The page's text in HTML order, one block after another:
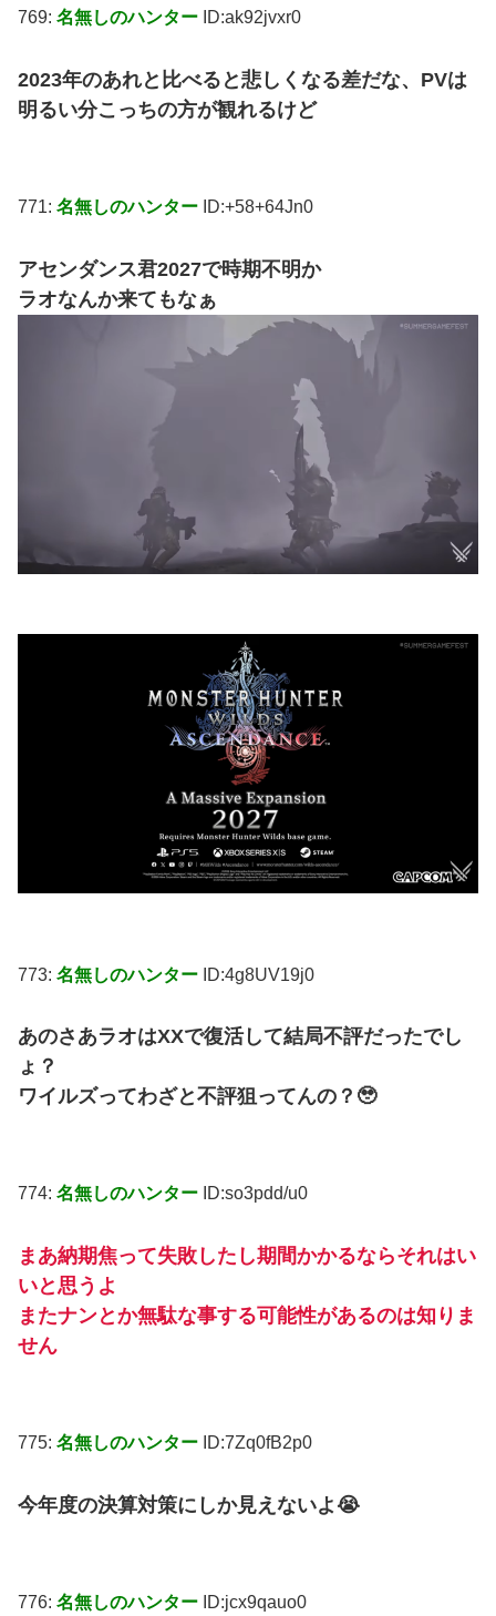
769: 名無しのハンター ID:ak92jvxr0
2023年のあれと比べると悲しくなる差だな、PVは
明るい分こっちの方が観れるけど
771: 名無しのハンター ID:+58+64Jn0
アセンダンス君2027で時期不明か
ラオなんか来てもなぁ
773: 名無しのハンター ID:4g8UV19j0
あのさあラオはXXで復活して結局不評だったでし
ょ？
ワイルズってわざと不評狙ってんの？🥹
774: 名無しのハンター ID:so3pdd/u0
まあ納期焦って失敗したし期間かかるならそれはい
いと思うよ
またナンとか無駄な事する可能性があるのは知りま
せん
775: 名無しのハンター ID:7Zq0fB2p0
今年度の決算対策にしか見えないよ😭
776: 名無しのハンター ID:jcx9qauo0